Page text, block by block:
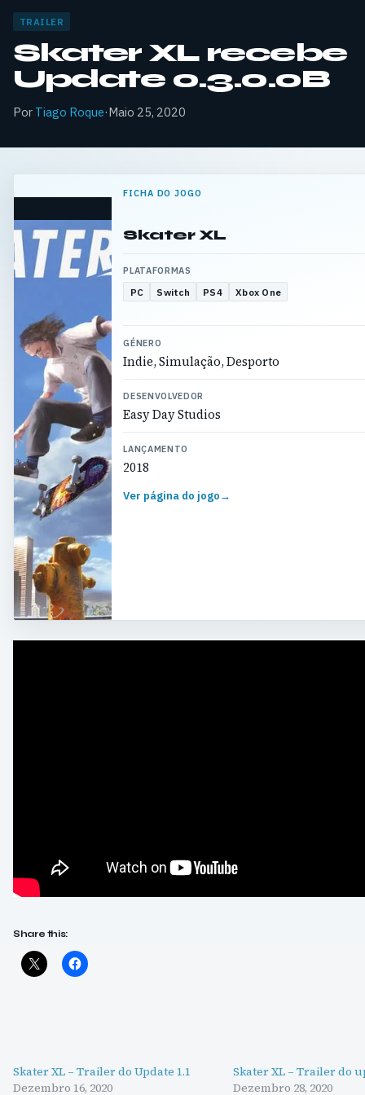
TRAILER
Skater XL recebe
Update 0.3.0.0B
Por Tiago Roque·Maio 25, 2020
FICHA DO JOGO
Skater XL
PLATAFORMAS
PC Switch PS4 Xbox One
GÉNERO
Indie, Simulação, Desporto
DESENVOLVEDOR
Easy Day Studios
LANÇAMENTO
2018
Ver página do jogo→
Share this:
Skater XL – Trailer do Update 1.1
Dezembro 16, 2020
Skater XL – Trailer do
Dezembro 28, 2020